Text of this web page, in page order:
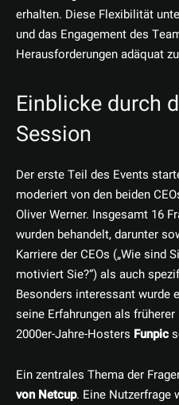
erhalten. Diese Flexibilität
und das Engagement des
Herausforderungen adäquat
Einblicke durch
Session
Der erste Teil des Events
moderiert von den beiden
Oliver Werner. Insgesamt 16
wurden behandelt, darunter
Karriere der CEOs („Wie sind
motiviert Sie?“) als auch
Besonders interessant wurde
seine Erfahrungen als
2000er-Jahre-Hosters Funpic
Ein zentrales Thema der
von Netcup. Eine Nutzerfrage